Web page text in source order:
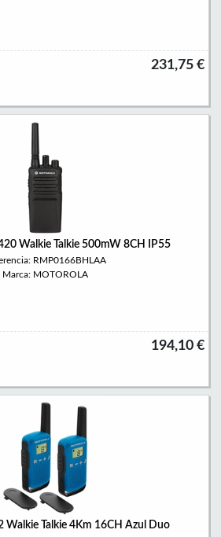
231,75 €
Walkie Talkie 500mW 8CH IP55
RMP0166BHLAA
Marca: MOTOROLA
194,10 €
Walkie Talkie 4Km 16CH Azul Duo